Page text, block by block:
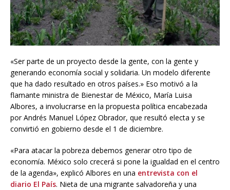
«Ser parte de un proyecto desde la gente, con la gente y
generando economía social y solidaria. Un modelo diferente
que ha dado resultado en otros países.» Eso motivó a la
flamante ministra de Bienestar de México, María Luisa
Albores, a involucrarse en la propuesta política encabezada
por Andrés Manuel López Obrador, que resultó electa y se
convirtió en gobierno desde el 1 de diciembre.
«Para atacar la pobreza debemos generar otro tipo de
economía. México solo crecerá si pone la igualdad en el centro
de la agenda», explicó Albores en una entrevista con el
diario El País. Nieta de una migrante salvadoreña y una